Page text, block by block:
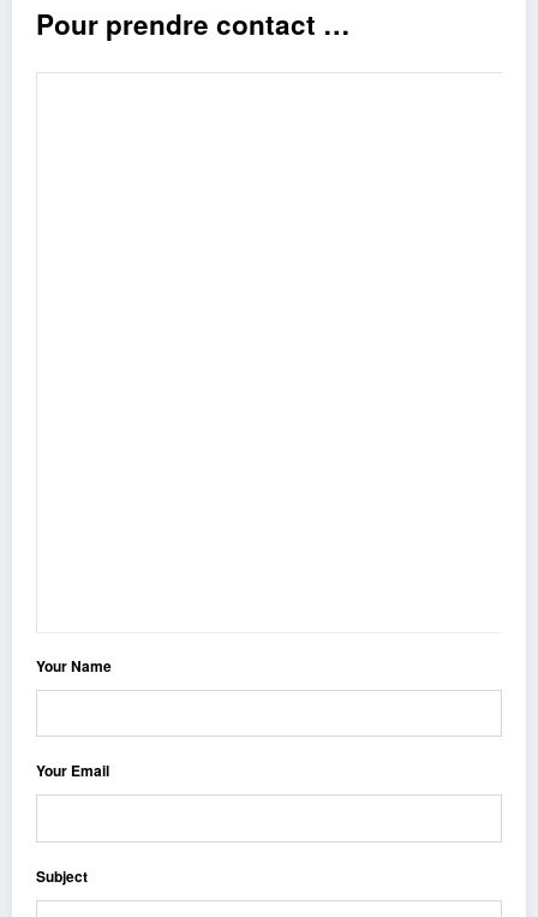
Pour prendre contact …
Your Name
Your Email
Subject